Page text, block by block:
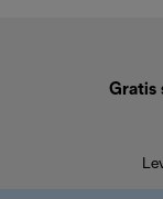
Gratis